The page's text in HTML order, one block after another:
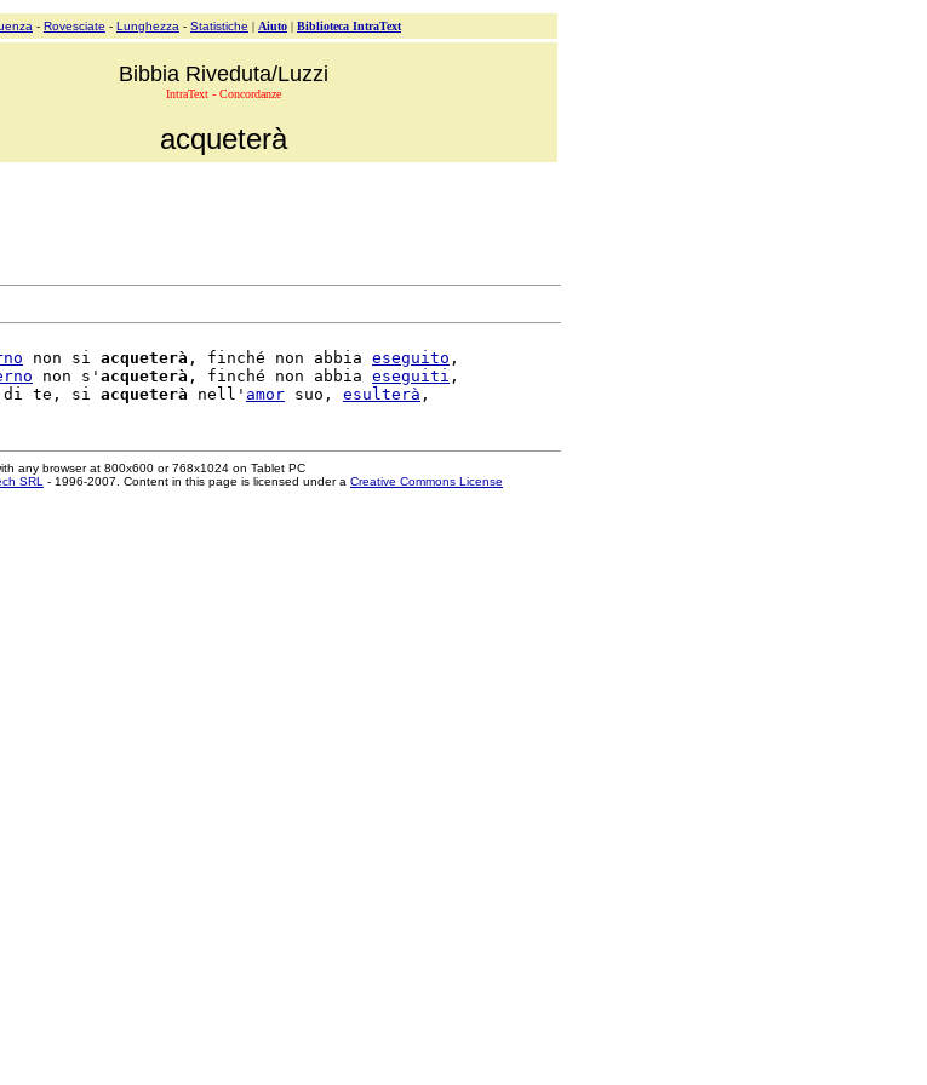
- Rovesciate - Lunghezza - Statistiche | Aiuto | Biblioteca IntraText
Bibbia Riveduta/Luzzi
IntraText - Concordanze
acqueterà
non si acqueterà , finché non abbia eseguito ,
non s' acqueterà , finché non abbia eseguiti ,
di te, si acqueterà nell' amor suo, esulterà
any browser at 800x600 or 768x1024 on Tablet PC
SRL - 1996-2007. Content in this page is licensed under a Creative Commons License